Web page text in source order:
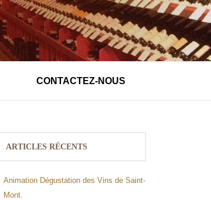
CONTACTEZ-NOUS
ARTICLES RÉCENTS
Animation Dégustation des Vins de Saint-
Mont.